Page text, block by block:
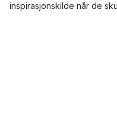
inspirasjonskilde når de